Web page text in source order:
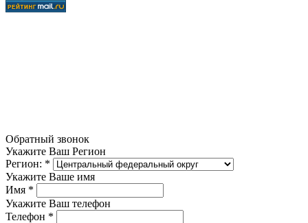
Обратный звонок
Укажите Ваш Регион
Регион: *
Укажите Ваше имя
Имя *
Укажите Ваш телефон
Телефон *